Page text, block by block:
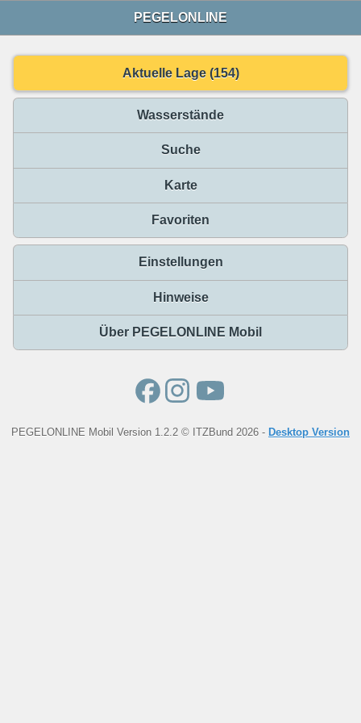
PEGELONLINE
Aktuelle Lage (154)
Wasserstände
Suche
Karte
Favoriten
Einstellungen
Hinweise
Über PEGELONLINE Mobil
PEGELONLINE Mobil Version 1.2.2 © ITZBund 2026 - Desktop Version